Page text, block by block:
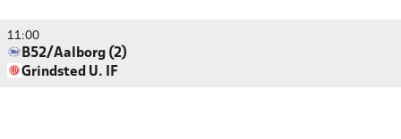
11:00
B52/Aalborg (2)
Grindsted U. IF